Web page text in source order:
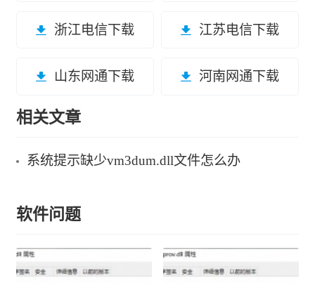
浙江电信下载 江苏电信下载
山东网通下载 河南网通下载
相关文章
系统提示缺少vm3dum.dll文件怎么办
软件问题